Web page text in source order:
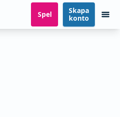
Spel
Skapa
konto